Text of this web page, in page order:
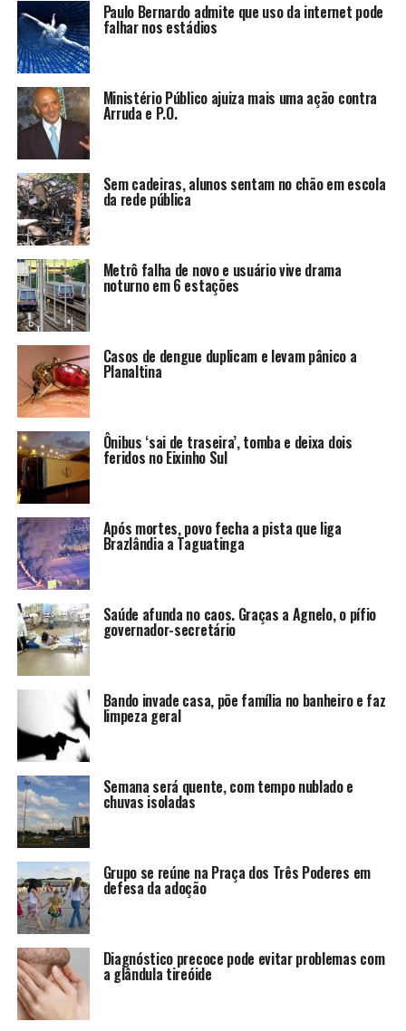
Paulo Bernardo admite que uso da internet pode
falhar nos estádios
Ministério Público ajuiza mais uma ação contra
Arruda e P.O.
Sem cadeiras, alunos sentam no chão em escola
da rede pública
Metrô falha de novo e usuário vive drama
noturno em 6 estações
Casos de dengue duplicam e levam pânico a
Planaltina
Ônibus ‘sai de traseira’, tomba e deixa dois
feridos no Eixinho Sul
Após mortes, povo fecha a pista que liga
Brazlândia a Taguatinga
Saúde afunda no caos. Graças a Agnelo, o pífio
governador-secretário
Bando invade casa, põe família no banheiro e faz
limpeza geral
Semana será quente, com tempo nublado e
chuvas isoladas
Grupo se reúne na Praça dos Três Poderes em
defesa da adoção
Diagnóstico precoce pode evitar problemas com
a glândula tireóide